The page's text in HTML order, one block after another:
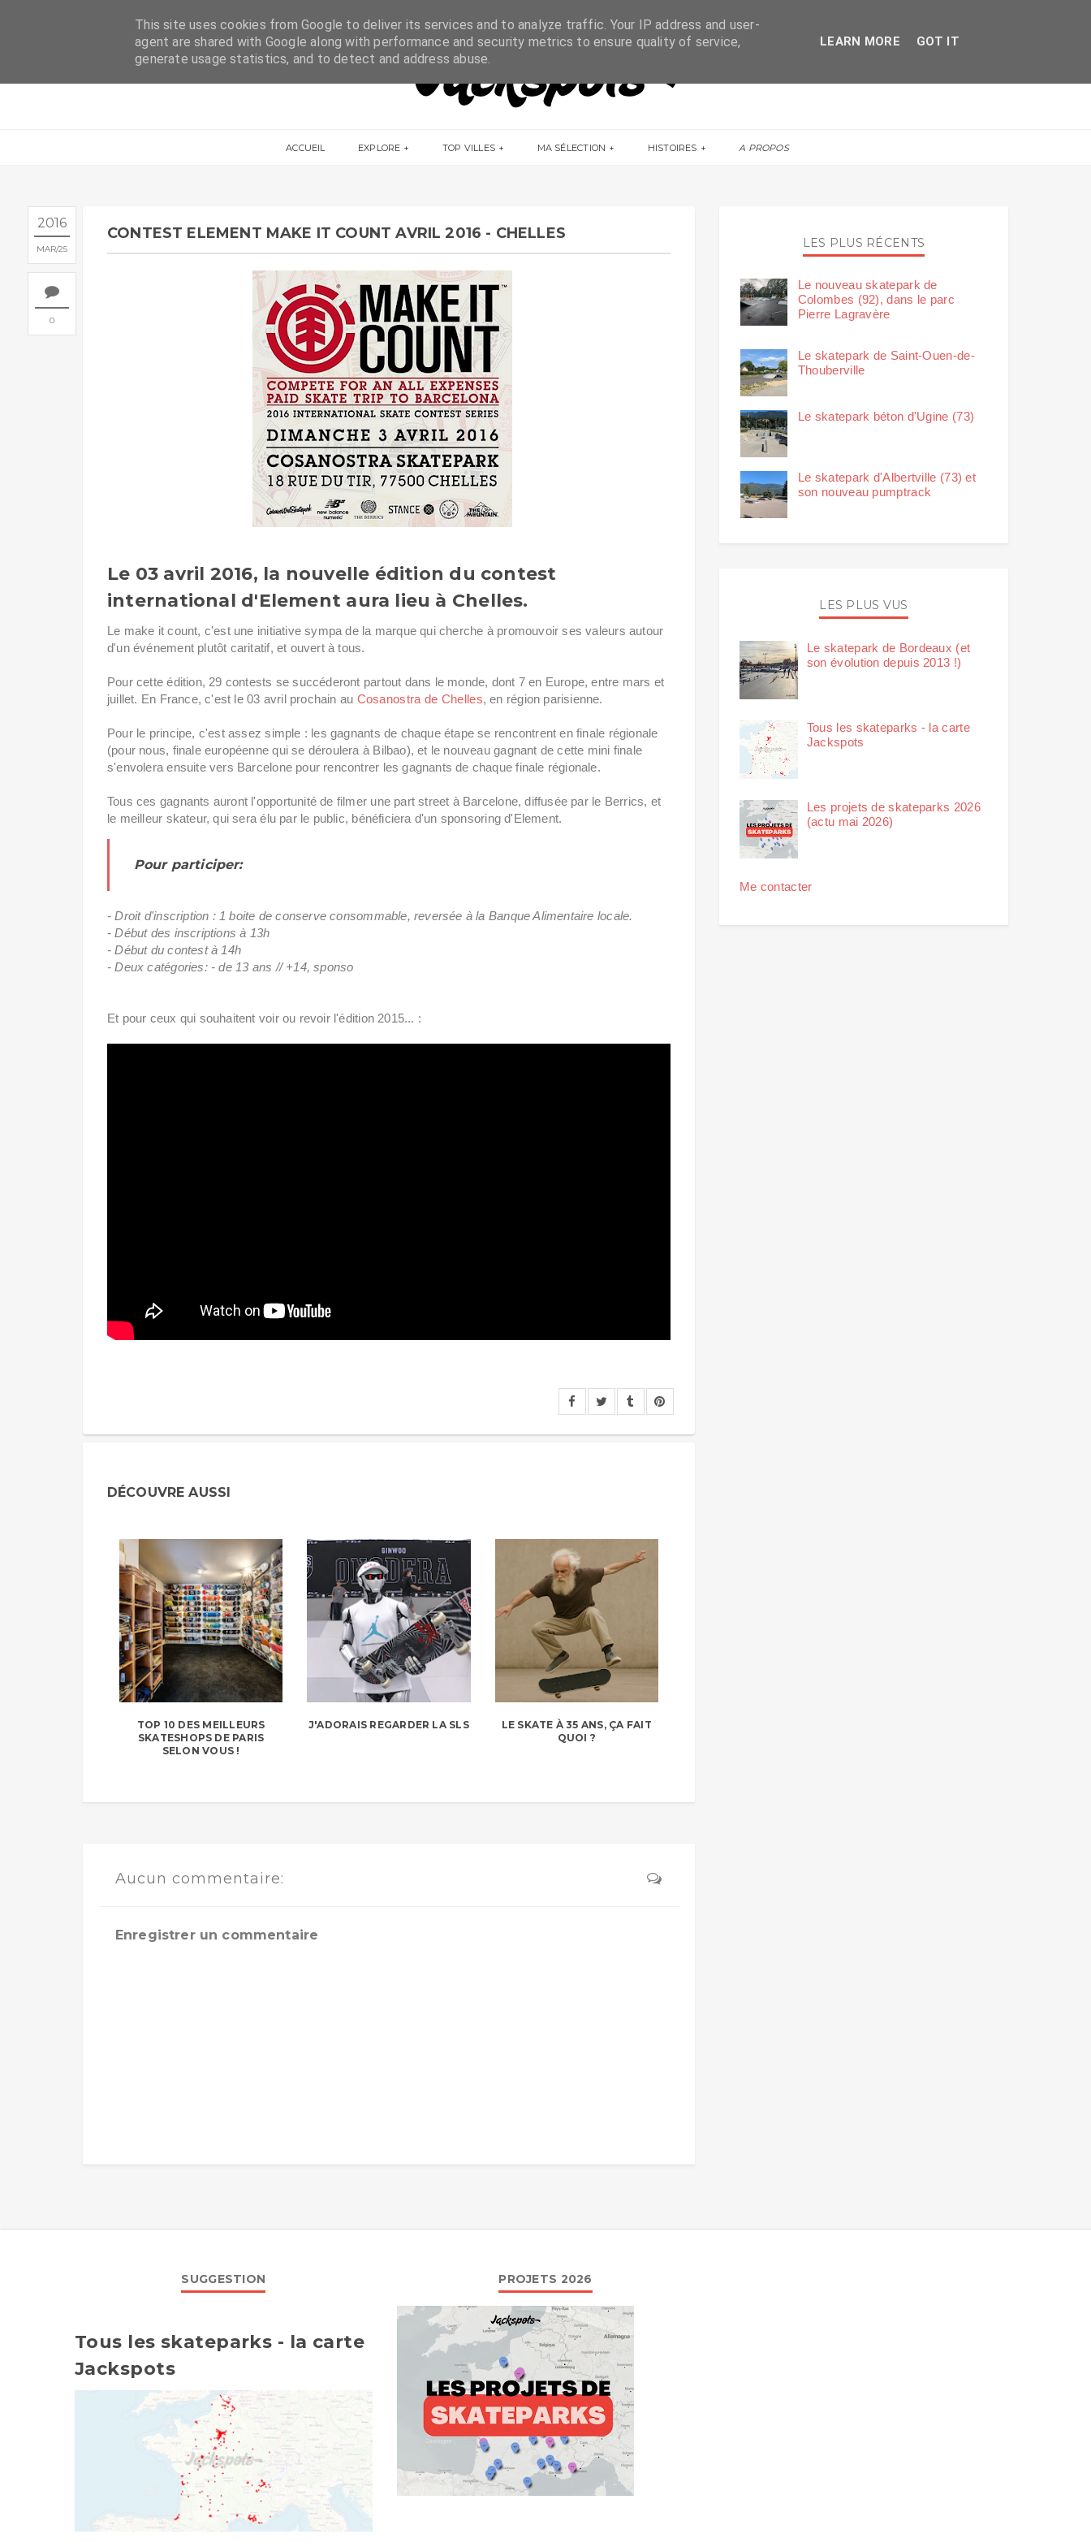
ACCUEIL EXPLORE TOP VILLES MA SÉLECTION HISTOIRES A PROPOS
2016
MAR 25
0
CONTEST ELEMENT MAKE IT COUNT AVRIL 2016 - CHELLES
Le 03 avril 2016, la nouvelle édition du contest
international d'Element aura lieu à Chelles.
Le make it count, c'est une initiative sympa de la marque qui cherche à promouvoir ses valeurs autour
d'un événement plutôt caritatif, et ouvert à tous.
Pour cette édition, 29 contests se succéderont partout dans le monde, dont 7 en Europe, entre mars et
juillet. En France, c'est le 03 avril prochain au Cosanostra de Chelles, en région parisienne.
Pour le principe, c'est assez simple : les gagnants de chaque étape se rencontrent en finale régionale
(pour nous, finale européenne qui se déroulera à Bilbao), et le nouveau gagnant de cette mini finale
s'envolera ensuite vers Barcelone pour rencontrer les gagnants de chaque finale régionale.
Tous ces gagnants auront l'opportunité de filmer une part street à Barcelone, diffusée par le Berrics, et
le meilleur skateur, qui sera élu par le public, bénéficiera d'un sponsoring d'Element.
Pour participer:
- Droit d'inscription : 1 boite de conserve consommable, reversée à la Banque Alimentaire locale.
- Début des inscriptions à 13h
- Début du contest à 14h
- Deux catégories: - de 13 ans // +14, sponso
Et pour ceux qui souhaitent voir ou revoir l'édition 2015... :
DÉCOUVRE AUSSI
TOP 10 DES MEILLEURS
SKATESHOPS DE PARIS
SELON VOUS !
J'ADORAIS REGARDER LA SLS
LE SKATE À 35 ANS, ÇA FAIT
QUOI ?
Aucun commentaire:
Enregistrer un commentaire
LES PLUS RÉCENTS
Le nouveau skatepark de
Colombes (92), dans le parc
Pierre Lagravère
Le skatepark de Saint-Ouen-de-
Thouberville
Le skatepark béton d'Ugine (73)
Le skatepark d'Albertville (73) et
son nouveau pumptrack
LES PLUS VUS
Le skatepark de Bordeaux (et
son évolution depuis 2013 !)
Tous les skateparks - la carte
Jackspots
Les projets de skateparks 2026
(actu mai 2026)
Me contacter
SUGGESTION
Tous les skateparks - la carte
Jackspots
PROJETS 2026
This site uses cookies from Google to deliver its services and to analyze traffic. Your IP address and user-
agent are shared with Google along with performance and security metrics to ensure quality of service,
generate usage statistics, and to detect and address abuse.
LEARN MORE GOT IT